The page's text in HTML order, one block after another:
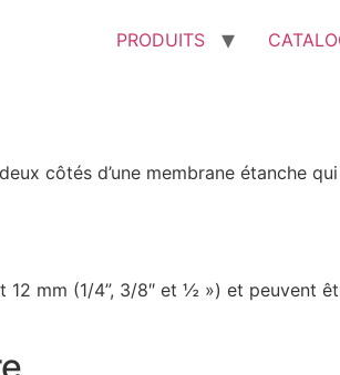
PRODUITS
côtés d’une membrane étanche
mm (1/4”, 3/8″ et ½ ») et peuvent